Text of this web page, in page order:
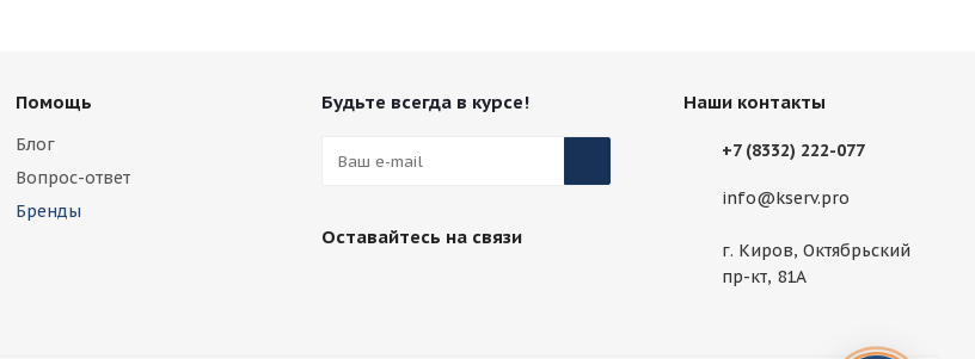
Помощь
Блог
Вопрос-ответ
Бренды
Будьте всегда в курсе!
Оставайтесь на связи
Наши контакты
+7 (8332) 222-077
info@kserv.pro
г. Киров, Октябрьский
пр-кт, 81А